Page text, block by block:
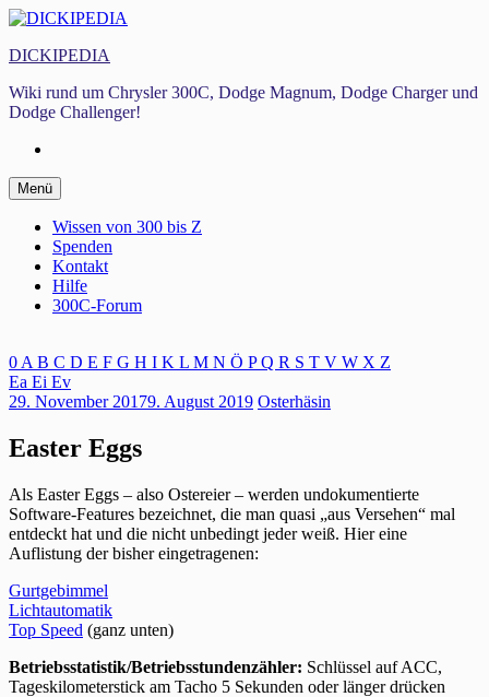
Zum
springen
DICKIPEDIA
Wiki rund um Chrysler 300C, Dodge Magnum, Dodge Charger und
Dodge Challenger!
Menü Zum
Inhalt
springen
Wissen von 300 bis Z
Spenden
Kontakt
Hilfe
300C-Forum
0 A B C D E F G H I K L M N Ö PQ R S T V W X Z
Ea Ei Ev
29. November 20179. August 2019 Osterhäsin
Easter Eggs
Als Easter Eggs – also Ostereier – werden undokumentierte
Software-Features bezeichnet, die man quasi „aus Versehen“ mal
entdeckt hat und die nicht unbedingt jeder weiß. Hier eine
Auflistung der bisher eingetragenen:
Gurtgebimmel
Lichtautomatik
Top Speed (ganz unten)
Betriebsstatistik/Betriebsstundenzähler: Schlüssel auf ACC,
Tageskilometerstick am Tacho 5 Sekunden oder länger drücken